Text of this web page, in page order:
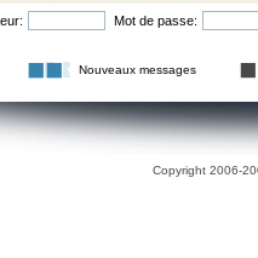
Mot de passe:
Nouveaux messages
Copyright 2006-